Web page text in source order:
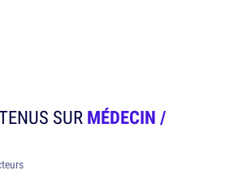
SURMÉDECIN /